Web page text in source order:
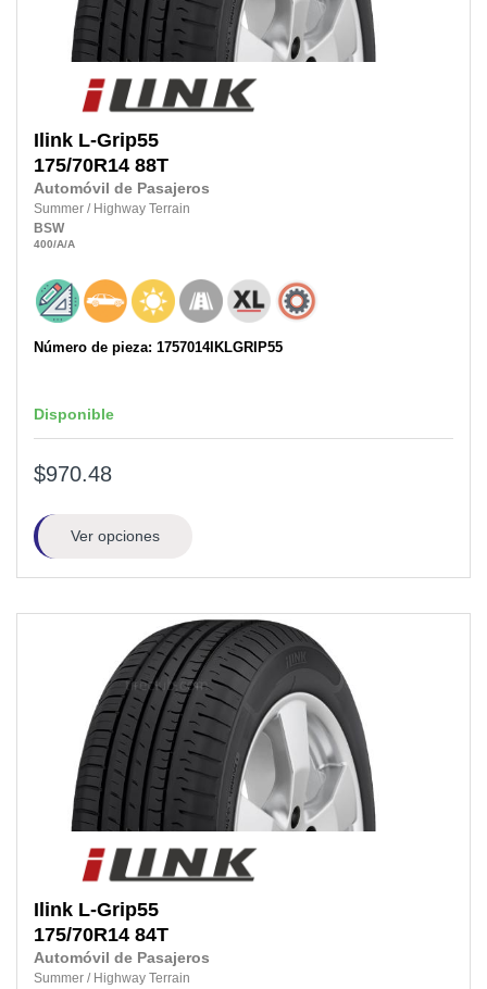
Ilink L-Grip55
175/70R14 88T
Automóvil de Pasajeros
Summer / Highway Terrain
BSW
400/A/A
Número de pieza: 1757014IKLGRIP55
Disponible
$970.48
Ver opciones
Ilink L-Grip55
175/70R14 84T
Automóvil de Pasajeros
Summer / Highway Terrain